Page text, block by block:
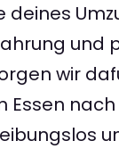
deines
und
wir
Essen nach